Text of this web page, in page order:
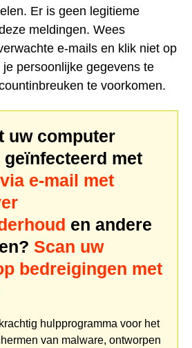
Er is geen legitieme
meldingen. Wees
e-mails en klik niet op
persoonlijke gegevens te
te voorkomen.
uw computer
met
e-mail met
en andere
Scan uw
bedreigingen met
hulpprogramma voor het
van malware, ontworpen